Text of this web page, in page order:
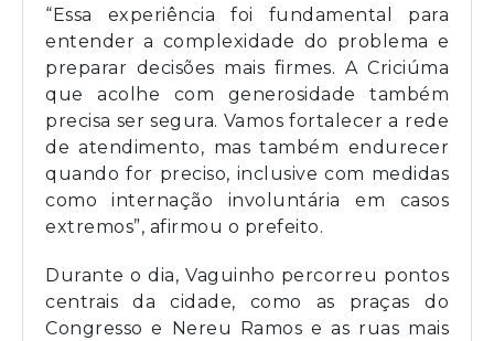
“Essa experiência foi fundamental para
entender a complexidade do problema e
preparar decisões mais firmes. A Criciúma
que acolhe com generosidade também
precisa ser segura. Vamos fortalecer a rede
de atendimento, mas também endurecer
quando for preciso, inclusive com medidas
como internação involuntária em casos
extremos”, afirmou o prefeito.
Durante o dia, Vaguinho percorreu pontos
centrais da cidade, como as praças do
Congresso e Nereu Ramos e as ruas mais